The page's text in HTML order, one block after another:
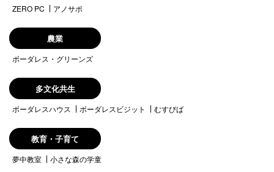
ZERO PC アノサポ
農業
ボーダレス・グリーンズ
多文化共生
ボーダレスハウス ボーダレスビジット むすびば
教育・子育て
夢中教室 小さな森の学童